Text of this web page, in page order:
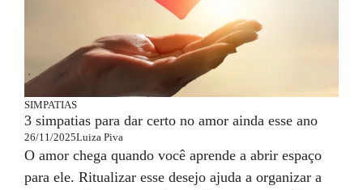
SIMPATIAS
3 simpatias para dar certo no amor ainda esse ano
26/11/2025Luiza Piva
O amor chega quando você aprende a abrir espaço
para ele. Ritualizar esse desejo ajuda a organizar a